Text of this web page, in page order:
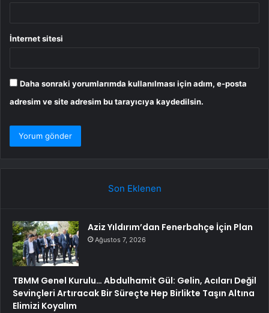
İnternet sitesi
Daha sonraki yorumlarımda kullanılması için adım, e-posta
adresim ve site adresim bu tarayıcıya kaydedilsin.
Son Eklenen
Aziz Yıldırım’dan Fenerbahçe İçin Plan
Ağustos 7, 2026
TBMM Genel Kurulu… Abdulhamit Gül: Gelin, Acıları Değil
Sevinçleri Artıracak Bir Süreçte Hep Birlikte Taşın Altına
Elimizi Koyalım